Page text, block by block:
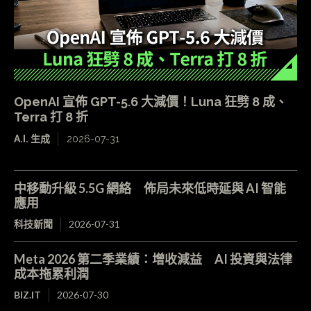
OpenAI 宣佈 GPT-5.6 大減價！Luna 狂劈 8 成、
Terra 打 8 折
A.I. 生成 2026-07-31
中移動升級 5.5G 網絡 佈局未來低時延與 AI 智能
應用
科技新聞 2026-07-31
Meta 2026 第二季業績：增收減益 AI 投資與法律
成本拖累利潤
BIZ.IT 2026-07-30